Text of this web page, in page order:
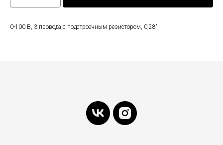
0-100 В, 3 провода,с подстроечным резистором, 0,28'